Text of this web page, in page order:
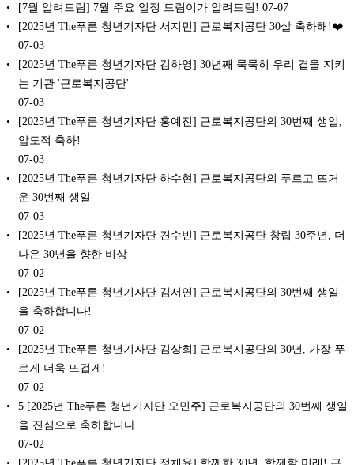
[7월 알려드림] 7월 주요 일정 드림이가 알려드림! 07-07
[2025년 The푸른 청년기자단 서지민] 근로복지공단 30살 축하해!❤️
07-03
[2025년 The푸른 청년기자단 김하영] 30년째 묵묵히 우리 곁을 지키
는 기관 '근로복지공단'
07-03
[2025년 The푸른 청년기자단 홍예진] 근로복지공단의 30번째 생일,
압도적 축하!
07-03
[2025년 The푸른 청년기자단 하수현] 근로복지공단의 푸르고 뜨거
운 30번째 생일
07-03
[2025년 The푸른 청년기자단 견수빈] 근로복지공단 창립 30주년, 더
나은 30년을 향한 비상
07-02
[2025년 The푸른 청년기자단 김서연] 근로복지공단의 30번째 생일
을 축하합니다!
07-02
[2025년 The푸른 청년기자단 김상희] 근로복지공단의 30년, 가장 푸
르게 더욱 뜨겁게!
07-02
5 [2025년 The푸른 청년기자단 오민주] 근로복지공단의 30번째 생일
을 진심으로 축하합니다
07-02